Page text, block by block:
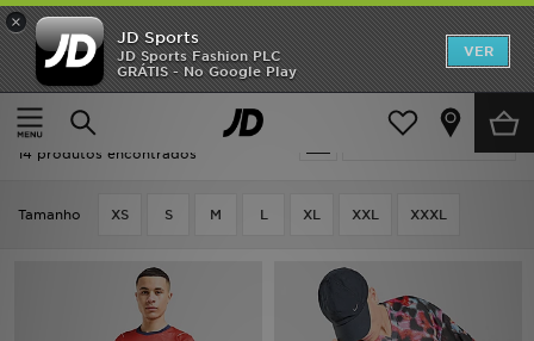
×
JD Sports
JD Sports Fashion PLC
GRÁTIS - No Google Play
VER
Página principal
Homem
Actualizar a pesquisa
Homem - Vermelho Nike
14 produtos encontrados
Tamanho XS S M L XL XXL XXXL
INÍCIO
Promoções
NOVIDADES